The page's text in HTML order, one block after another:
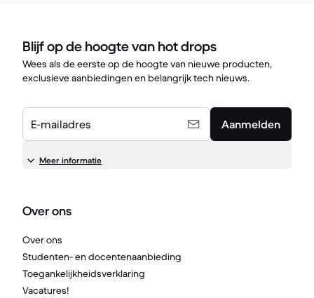
Blijf op de hoogte van hot drops
Wees als de eerste op de hoogte van nieuwe producten,
exclusieve aanbiedingen en belangrijk tech nieuws.
E-mailadres Aanmelden
Meer informatie
Over ons
Over ons
Studenten- en docentenaanbieding
Toegankelijkheidsverklaring
Vacatures!